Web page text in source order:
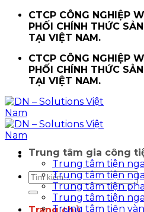
ChuyểnCTCP CÔNG NGHIỆP
PHỐI CHÍNH THỨC
TẠI VIỆT NAM.
CTCP CÔNG NGHIỆP
PHỐI CHÍNH THỨC
TẠI VIỆT NAM.
Tìm
kiếm:
Trung tâm gia công
Trung tâm tiện
Trung tâm tiện
Trung tâm tiện
Trung tâm tiện
Trung tâm tiện